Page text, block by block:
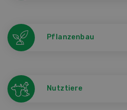
Pflanzenbau
Nutztiere